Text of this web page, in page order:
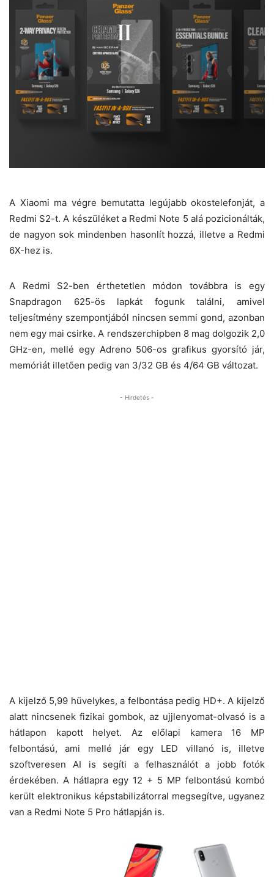
A Xiaomi ma végre bemutatta legújabb okostelefonját, a
Redmi S2-t. A készüléket a Redmi Note 5 alá pozicionálták,
de nagyon sok mindenben hasonlít hozzá, illetve a Redmi
6X-hez is.
A Redmi S2-ben érthetetlen módon továbbra is egy
Snapdragon 625-ös lapkát fogunk találni, amivel
teljesítmény szempontjából nincsen semmi gond, azonban
nem egy mai csirke. A rendszerchipben 8 mag dolgozik 2,0
GHz-en, mellé egy Adreno 506-os grafikus gyorsító jár,
memóriát illetően pedig van 3/32 GB és 4/64 GB változat.
- Hirdetés -
A kijelző 5,99 hüvelykes, a felbontása pedig HD+. A kijelző
alatt nincsenek fizikai gombok, az ujjlenyomat-olvasó is a
hátlapon kapott helyet. Az előlapi kamera 16 MP
felbontású, ami mellé jár egy LED villanó is, illetve
szoftveresen AI is segíti a felhasználót a jobb fotók
érdekében. A hátlapra egy 12 + 5 MP felbontású kombó
került elektronikus képstabilizátorral megsegítve, ugyanez
van a Redmi Note 5 Pro hátlapján is.